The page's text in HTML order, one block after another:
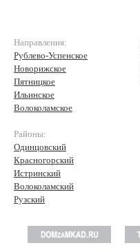
Направления:
Рублево-Успенское
Новорижское
Пятницкое
Ильинское
Волоколамское
Районы:
Одинцовский
Красногорский
Истринский
Волоколамский
Рузский